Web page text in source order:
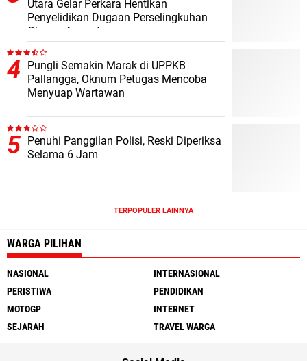
Utara Gelar Perkara Hentikan
Penyelidikan Dugaan Perselingkuhan
Oknum Anggota
Pungli Semakin Marak di UPPKB
Pallangga, Oknum Petugas Mencoba
Menyuap Wartawan
Penuhi Panggilan Polisi, Reski Diperiksa
Selama 6 Jam
TERPOPULER LAINNYA
WARGA PILIHAN
NASIONAL
INTERNASIONAL
PERISTIWA
PENDIDIKAN
MOTOGP
INTERNET
SEJARAH
TRAVEL WARGA